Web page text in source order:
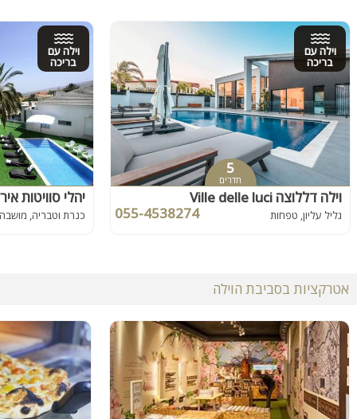
וילה עם
בריכה
5
חדרים
וילה דללוצה Ville delle luci
גליל עליון, טפחות 055-4538274
וילה עם
בריכה
יהלי סוויטות
כנרת וטבריה,
אטרקציות בסביבת הוילה